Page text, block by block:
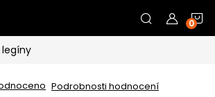
Podrobnosti hodnocení